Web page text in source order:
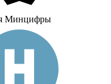
Минцифры